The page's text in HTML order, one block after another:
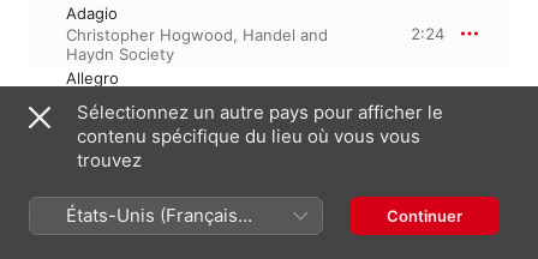
Adagio
Christopher Hogwood, Handel and
Haydn Society
2:24
Allegro
Hogwood
Allegro
Christopher Hogwood
Sélectionnez un autre pays pour afficher le
contenu spécifique du lieu où vous vous
trouvez
États-Unis (Français
France)
Continuer